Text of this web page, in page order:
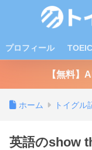
プロフィール
【無料】
ホーム トイグル
英語のshow